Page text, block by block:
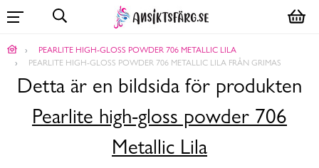
PEARLITE HIGH-GLOSS POWDER 706 METALLIC LILA
PEARLITE HIGH-GLOSS POWDER 706 METALLIC LILA FRÅN GRIMAS
Detta är en bildsida för produkten
Pearlite high-gloss powder 706
Metallic Lila